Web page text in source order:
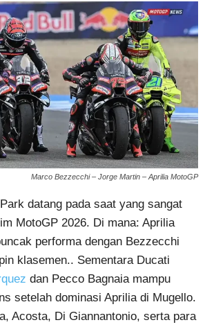
Marco Bezzecchi – Jorge Martin – Aprilia MotoGP
datang pada saat yang sangat
MotoGP 2026. Di mana: Aprilia
performa dengan Bezzecchi
klasemen.. Sementara Ducati
dan Pecco Bagnaia mampu
setelah dominasi Aprilia di Mugello.
Acosta, Di Giannantonio, serta para